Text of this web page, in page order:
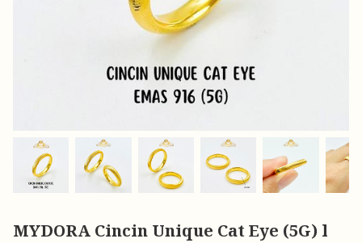
MYDORA Cincin Unique Cat Eye (5G) l